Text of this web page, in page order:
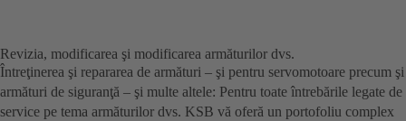
Revizia, modificarea şi modificarea armăturilor dvs.
Întreţinerea şi repararea de armături – şi pentru servomotoare precum şi
armături de siguranţă – şi multe altele: Pentru toate întrebările legate de
service pe tema armăturilor dvs. KSB vă oferă un portofoliu complex